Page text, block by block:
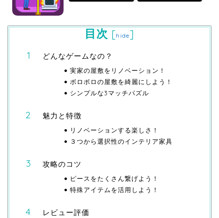
目次 [hide]
どんなゲームなの？
実家の屋敷をリノベーション！
ボロボロの屋敷を綺麗にしよう！
シンプルな3マッチパズル
魅力と特徴
リノベーションする楽しさ！
３つから選択性のインテリア家具
攻略のコツ
ピースをたくさん繋げよう！
特殊アイテムを活用しよう！
レビュー評価